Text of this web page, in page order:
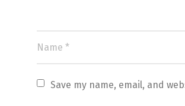
Save my name, email, and